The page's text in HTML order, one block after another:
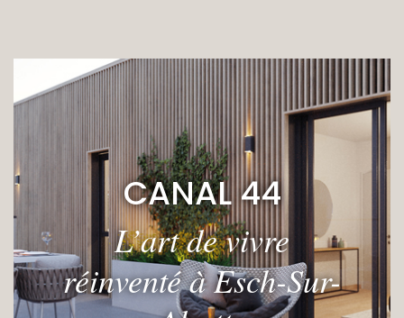
CANAL 44
L’art de vivre
réinventé à Esch-Sur-